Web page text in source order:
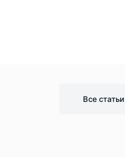
Все статьи